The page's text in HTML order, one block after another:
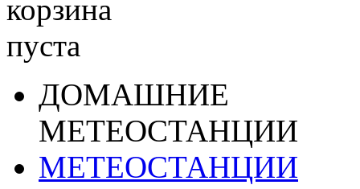
корзина
пуста
ДОМАШНИЕ
МЕТЕОСТАНЦИИ
МЕТЕОСТАНЦИИ